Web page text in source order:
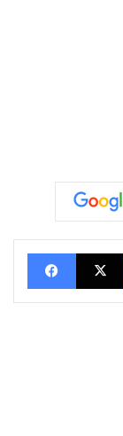
Facebook